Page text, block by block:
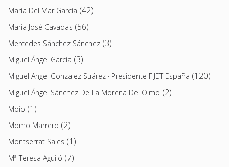
María Del Mar García (42)
Maria José Cavadas (56)
Mercedes Sánchez Sánchez (3)
Miguel Ángel García (3)
Miguel Angel Gonzalez Suárez · Presidente FIJET España (120)
Miguel Ángel Sánchez De La Morena Del Olmo (2)
Moio (1)
Momo Marrero (2)
Montserrat Sales (1)
Mª Teresa Aguiló (7)